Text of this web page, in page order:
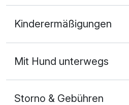
2 Erwachsene und 1 Kind
Zusatznächte
Kinderermäßigungen
Mit Hund unterwegs
Storno & Gebühren